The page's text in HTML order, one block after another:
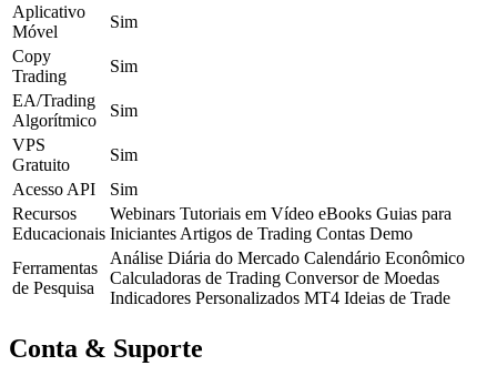
Aplicativo
Móvel
Sim
Copy
Trading
Sim
EA/Trading
Algorítmico
Sim
VPS
Gratuito
Sim
Acesso API
Sim
Recursos
Educacionais
Webinars Tutoriais em Vídeo eBooks Guias para
Iniciantes Artigos de Trading Contas Demo
Ferramentas
de Pesquisa
Análise Diária do Mercado Calendário Econômico
Calculadoras de Trading Conversor de Moedas
Indicadores Personalizados MT4 Ideias de Trade
Conta & Suporte